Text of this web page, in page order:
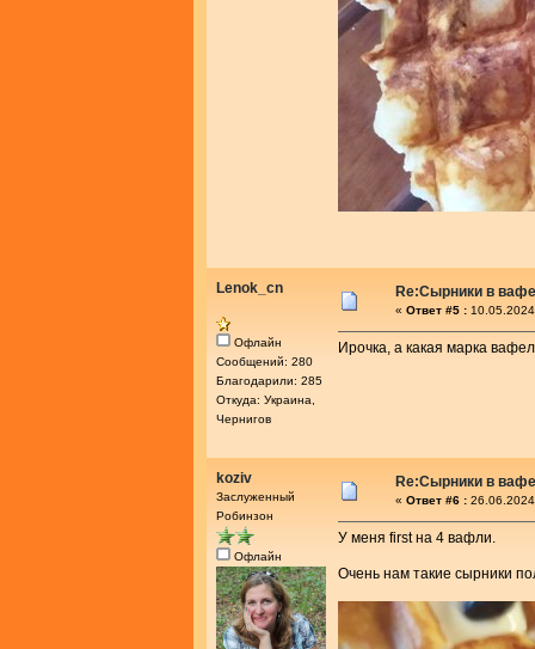
Lenok_cn
Офлайн
Сообщений: 280
Благодарили: 285
Откуда: Украина,
Чернигов
Re:Сырники в
« Ответ #5 :
Ирочка, а какая марка
koziv
Заслуженный
Робинзон
Офлайн
Re:Сырники в
« Ответ #6 :
У меня first на 4 вафли.
Очень нам такие сырники